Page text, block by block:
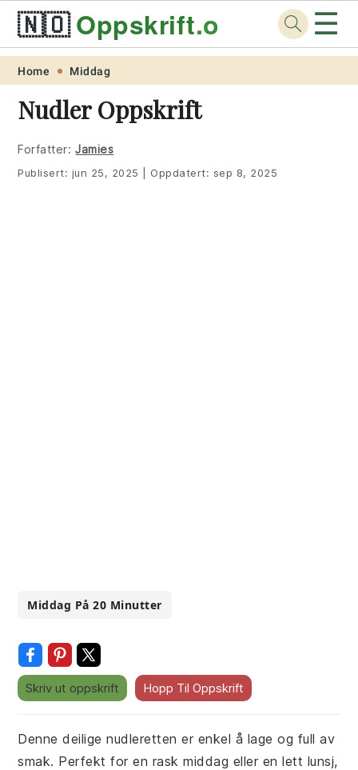
Skip
primary
navigation
Skip
main
content
Skip
primary
sidebar
Skip
footer
🇳🇴Oppskrift.org ☰
Home Middag
Nudler Oppskrift
Forfatter: Jamies
Publisert: jun 25, 2025 Oppdatert: sep 8, 2025
Middag På 20 Minutter
Skriv ut oppskrift Hopp Til Oppskrift
Denne deilige nudleretten er enkel å lage og full av
smak. Perfekt for en rask middag eller en lett lunsj,